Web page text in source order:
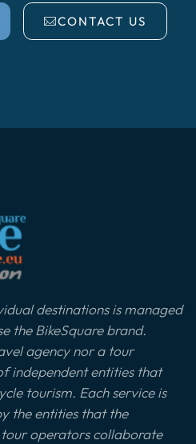
CONTACT US
destinations is managed
the BikeSquare brand.
agency nor a tour
independent entities that
tourism. Each service is
the entities that the
operators collaborate